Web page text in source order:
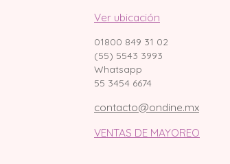
Ver ubicación
01800 849 31 02
(55) 5543 3993
Whatsapp
55 3454 6674
contacto@ondine.mx
VENTAS DE MAYOREO